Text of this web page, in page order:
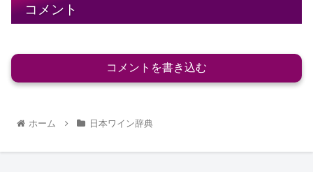
コメント
コメントを書き込む
ホーム 日本ワイン辞典